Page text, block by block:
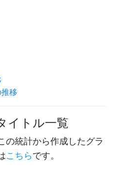
移
イトル一覧
の統計から作成したグラ
こちらです。